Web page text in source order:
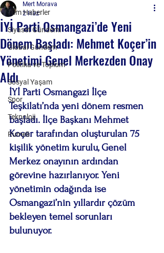
Tüm Haberler
Siyaset Gündemi
Global Gündem
Politika ve Toplum
Sosyal Yaşam
Spor
Teknoloji
Rumeli
İYİ Parti Osmangazi’de Yeni
Dönem Başladı: Mehmet Koçer’in
Yönetimi Genel Merkezden Onay
Aldı
Mert Morava
2 Haz
İYİ Parti Osmangazi İlçe
Teşkilatı’nda yeni dönem resmen
başladı. İlçe Başkanı Mehmet
Koçer tarafından oluşturulan 75
kişilik yönetim kurulu, Genel
Merkez onayının ardından
görevine hazırlanıyor. Yeni
yönetimin odağında ise
Osmangazi’nin yıllardır çözüm
bekleyen temel sorunları
bulunuyor.